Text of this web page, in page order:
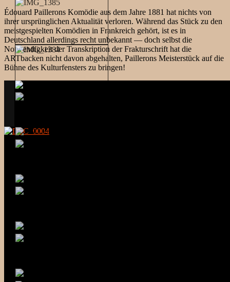
Édouard Paillerons Komödie aus dem Jahre 1881 hat nichts von
ihrer ursprünglichen Aktualität verloren. Während das Stück zu den
meistgespielten Komödien in Frankreich gehört, ist es in
Deutschland allerdings recht unbekannt — doch selbst die
Notwendigkeit der Transkription der Frakturschrift hat die
ARTbacken nicht davon abgehalten, Paillerons Meisterstück auf die
Bühne des Kulturfensters zu bringen!